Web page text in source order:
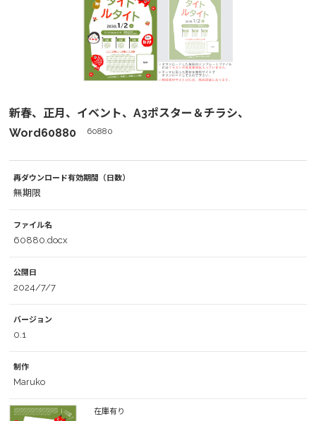
新春、正月、イベント、A3ポスター＆チラシ、
Word60880
60880
再ダウンロード有効期間（日数）
無期限
ファイル名
60880.docx
公開日
2024/7/7
バージョン
0.1
制作
Maruko
在庫有り